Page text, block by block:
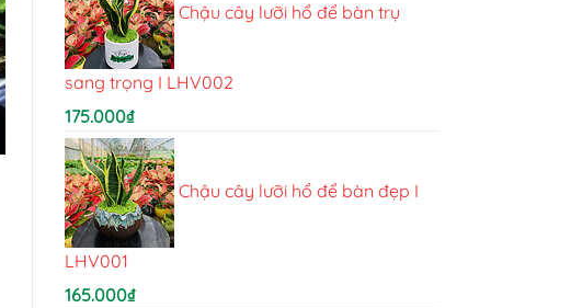
Chậu cây lưỡi hổ để bàn trụ
sang trọng I LHV002
175.000₫
Chậu cây lưỡi hổ để bàn đẹp I
LHV001
165.000₫